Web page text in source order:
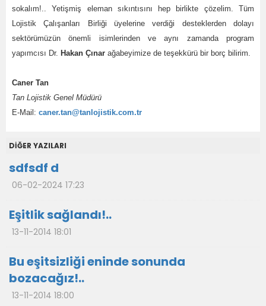
sokalım!.. Yetişmiş eleman sıkıntısını hep birlikte çözelim. Tüm
Lojistik Çalışanları Birliği üyelerine verdiği desteklerden dolayı
sektörümüzün önemli isimlerinden ve aynı zamanda program
yapımcısı Dr. Hakan Çınar ağabeyimize de teşekkürü bir borç bilirim.
Caner Tan
Tan Lojistik Genel Müdürü
E-Mail: caner.tan@tanlojistik.com.tr
DİĞER YAZILARI
sdfsdf d
06-02-2024 17:23
Eşitlik sağlandı!..
13-11-2014 18:01
Bu eşitsizliği eninde sonunda
bozacağız!..
13-11-2014 18:00